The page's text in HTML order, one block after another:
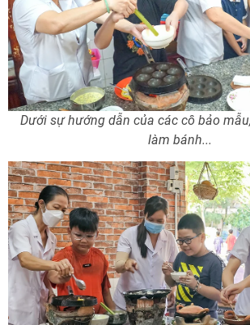
Dưới sự hướng dẫn của các cô bảo
làm bánh...